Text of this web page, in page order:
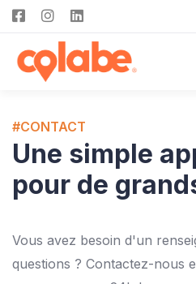
#CONTACT
Une simple
pour de
Vous avez besoin d'un
questions ? Contactez-nous